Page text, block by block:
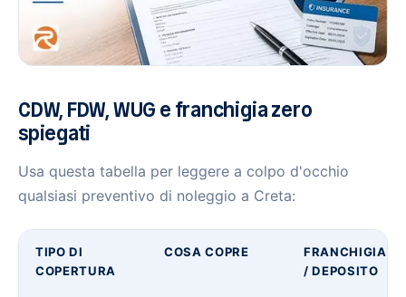
CDW, FDW, WUG e franchigia zero
spiegati
Usa questa tabella per leggere a colpo d'occhio
qualsiasi preventivo di noleggio a Creta:
TIPO DI
COPERTURA
COSA COPRE
FRANCHIGIA
/ DEPOSITO